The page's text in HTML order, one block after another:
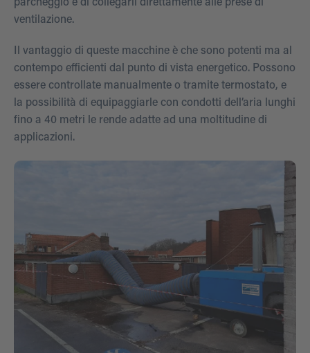
parcheggio e di collegarli direttamente alle prese di
ventilazione.
Il vantaggio di queste macchine è che sono potenti ma al
contempo efficienti dal punto di vista energetico. Possono
essere controllate manualmente o tramite termostato, e
la possibilità di equipaggiarle con condotti dell’aria lunghi
fino a 40 metri le rende adatte ad una moltitudine di
applicazioni.